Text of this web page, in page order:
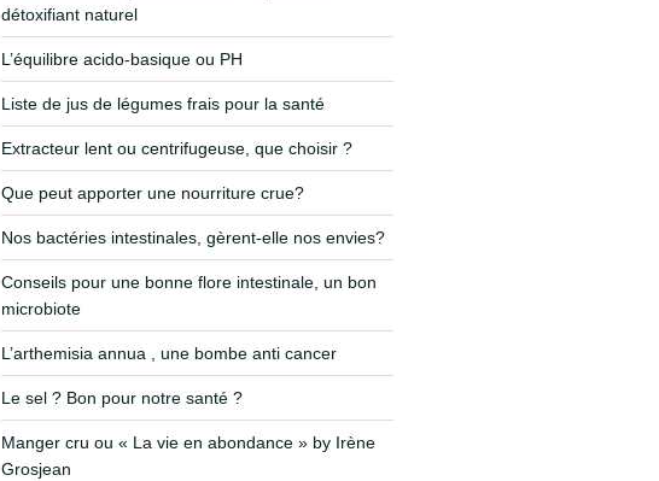
détoxifiant naturel
L’équilibre acido-basique ou PH
Liste de jus de légumes frais pour la santé
Extracteur lent ou centrifugeuse, que choisir ?
Que peut apporter une nourriture crue?
Nos bactéries intestinales, gèrent-elle nos envies?
Conseils pour une bonne flore intestinale, un bon
microbiote
L’arthemisia annua , une bombe anti cancer
Le sel ? Bon pour notre santé ?
Manger cru ou « La vie en abondance » by Irène
Grosjean